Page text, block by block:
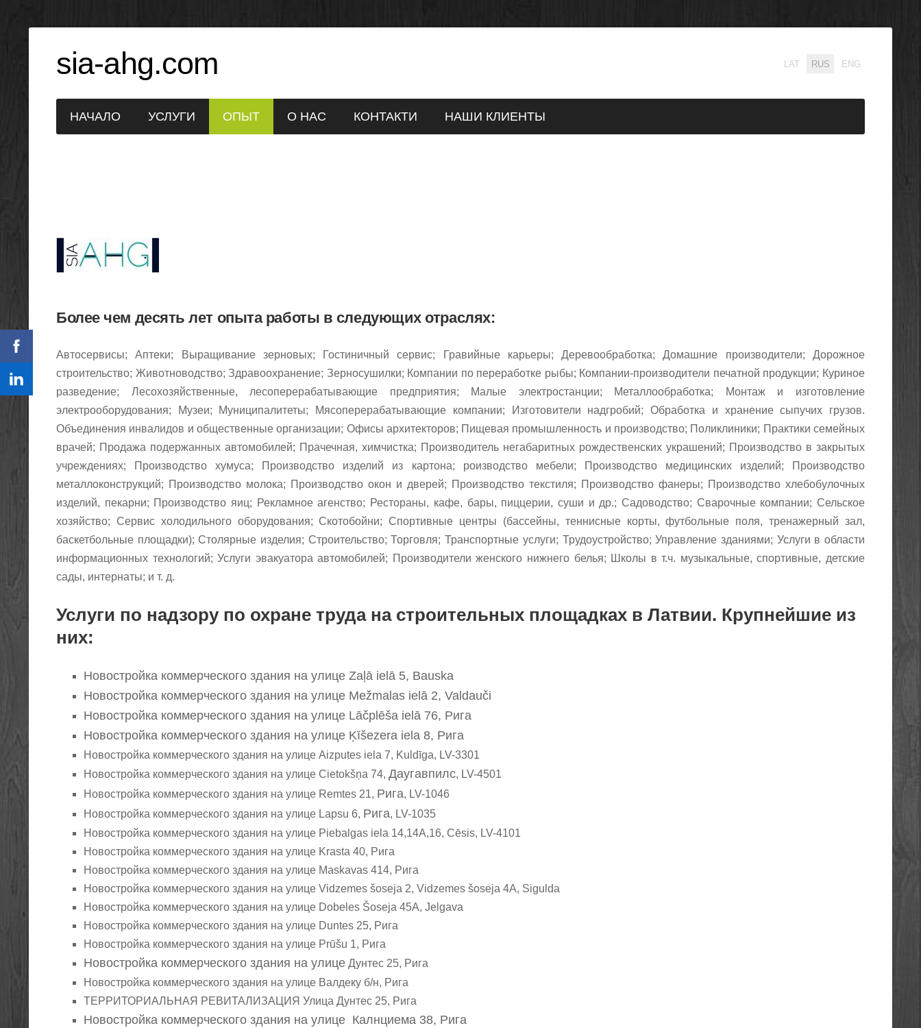
sia-ahg.com LAT RUS ENG
НАЧАЛО УСЛУГИ ОПЫТ О НАС КОНТАКТИ НАШИ КЛИЕНТЫ
Более чем десять лет опыта работы в следующих отраслях:
Автосервисы; Аптеки; Выращивание зерновых; Гостиничный сервис; Гравийные карьеры; Деревообработка; Домашние производители; Дорожное
строительство; Животноводство; Здравоохранение; Зерносушилки; Компании по переработке рыбы; Компании-производители печатной продукции; Куриное
разведение; Лесохозяйственные, лесоперерабатывающие предприятия; Малые электростанции; Металлообработка;
Монтаж и изготовление
электрооборудования; Музеи; Муниципалитеты; Мясоперерабатывающие компании;
Изготовители надгробий; Обработка и хранение сыпучих грузов.
Объединения инвалидов и общественные организации; Офисы архитекторов; Пищевая промышленность и производство; Поликлиники; Практики семейных
врачей; Продажа подержанных автомобилей; Прачечная, химчистка; Производитель негабаритных рождественских украшений; Производство в закрытых
учреждениях;
Производство хумуса; Производство изделий из картона; роизводство мебели;
Производство медицинских изделий; Производство
металлоконструкций; Производство молока; Производство окон и дверей; Производство текстиля; Производство фанеры; Производство хлебобулочных
изделий, пекарни; Производство яиц; Рекламное агенство; Рестораны, кафе, бары, пиццерии, суши и др.; Садоводство; Сварочные компании; Сельское
хозяйство; Сервис холодильного оборудования; Скотобойни;Спортивные центры (бассейны, теннисные корты, футбольные поля, тренажерный зал,
баскетбольные площадки);Столярные изделия; Строительство; Торговля; Транспортные услуги; Трудоустройство; Управление зданиями; Услуги в области
информационных технологий; Услуги эвакуатора автомобилей; Производители женского нижнего белья; Школы в т.ч. музыкальные, спортивные, детские
сады, интернаты; и т. д.
Услуги по надзору по охране труда на строительных площадках в Латвии. Крупнейшие из
них:
Новостройка коммерческого здания на улице Zaļā ielā 5, Bauska
Новостройка коммерческого здания на улице Mežmalas ielā 2, Valdauči
Новостройка коммерческого здания на улице Lāčplēša ielā 76, Рига
Новостройка коммерческого здания на улице Ķīšezera iela 8, Рига
Новостройка коммерческого здания на улице Aizputes iela 7, Kuldīga, LV-3301
Новостройка коммерческого здания на улице Cietokšņa 74, Даугавпилс, LV-4501
Новостройка коммерческого здания на улице Remtes 21, Рига, LV-1046
Новостройка коммерческого здания на улице Lapsu 6, Рига, LV-1035
Новостройка коммерческого здания на улице Piebalgas iela 14,14A,16, Cēsis, LV-4101
Новостройка коммерческого здания на улице Krasta 40, Рига
Новостройка коммерческого здания на улице Maskavas 414, Рига
Новостройка коммерческого здания на улице Vidzemes šoseja 2, Vidzemes šoseja 4A, Sigulda
Новостройка коммерческого здания на улице Dobeles Šoseja 45A, Jelgava
Новостройка коммерческого здания на улице Duntes 25, Рига
Новостройка коммерческого здания на улице Prūšu 1, Рига
Новостройка коммерческого здания на улице Дунтес 25, Рига
Новостройка коммерческого здания на улице Валдеку б/н, Рига
ТЕРРИТОРИАЛЬНАЯ РЕВИТАЛИЗАЦИЯ Улица Дунтес 25, Рига
Новостройка коммерческого здания на улице Калнциема 38, Рига